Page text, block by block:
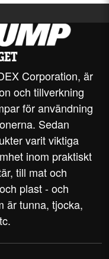
Corporation, är
och tillverkning
för användning
Sedan
varit viktiga
inom praktiskt
till mat och
plast - och
är tunna, tjocka,